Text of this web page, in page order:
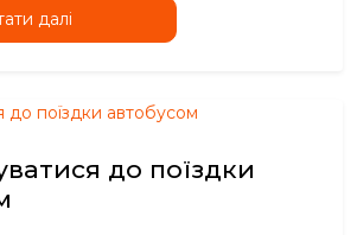
далі
до поїздки